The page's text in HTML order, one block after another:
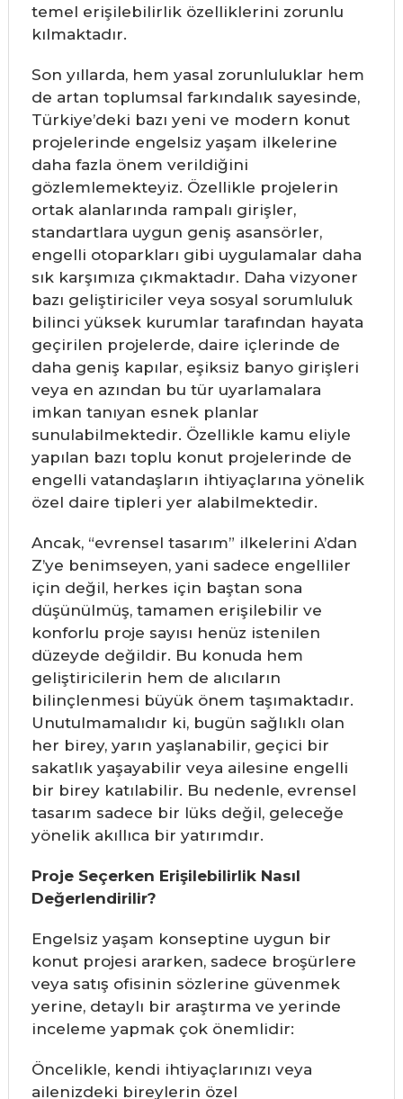
temel erişilebilirlik özelliklerini zorunlu
kılmaktadır.
Son yıllarda, hem yasal zorunluluklar hem
de artan toplumsal farkındalık sayesinde,
Türkiye’deki bazı yeni ve modern konut
projelerinde engelsiz yaşam ilkelerine
daha fazla önem verildiğini
gözlemlemekteyiz. Özellikle projelerin
ortak alanlarında rampalı girişler,
standartlara uygun geniş asansörler,
engelli otoparkları gibi uygulamalar daha
sık karşımıza çıkmaktadır. Daha vizyoner
bazı geliştiriciler veya sosyal sorumluluk
bilinci yüksek kurumlar tarafından hayata
geçirilen projelerde, daire içlerinde de
daha geniş kapılar, eşiksiz banyo girişleri
veya en azından bu tür uyarlamalara
imkan tanıyan esnek planlar
sunulabilmektedir. Özellikle kamu eliyle
yapılan bazı toplu konut projelerinde de
engelli vatandaşların ihtiyaçlarına yönelik
özel daire tipleri yer alabilmektedir.
Ancak, “evrensel tasarım” ilkelerini A’dan
Z’ye benimseyen, yani sadece engelliler
için değil, herkes için baştan sona
düşünülmüş, tamamen erişilebilir ve
konforlu proje sayısı henüz istenilen
düzeyde değildir. Bu konuda hem
geliştiricilerin hem de alıcıların
bilinçlenmesi büyük önem taşımaktadır.
Unutulmamalıdır ki, bugün sağlıklı olan
her birey, yarın yaşlanabilir, geçici bir
sakatlık yaşayabilir veya ailesine engelli
bir birey katılabilir. Bu nedenle, evrensel
tasarım sadece bir lüks değil, geleceğe
yönelik akıllıca bir yatırımdır.
Proje Seçerken Erişilebilirlik Nasıl
Değerlendirilir?
Engelsiz yaşam konseptine uygun bir
konut projesi ararken, sadece broşürlere
veya satış ofisinin sözlerine güvenmek
yerine, detaylı bir araştırma ve yerinde
inceleme yapmak çok önemlidir:
Öncelikle, kendi ihtiyaçlarınızı veya
ailenizdeki bireylerin özel